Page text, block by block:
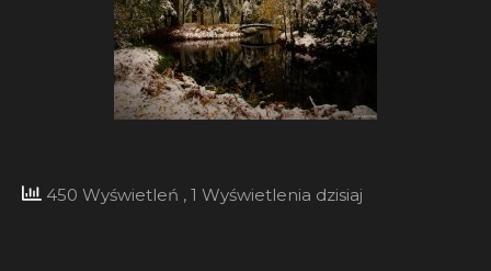
450 Wyświetleń , 1 Wyświetlenia dzisiaj